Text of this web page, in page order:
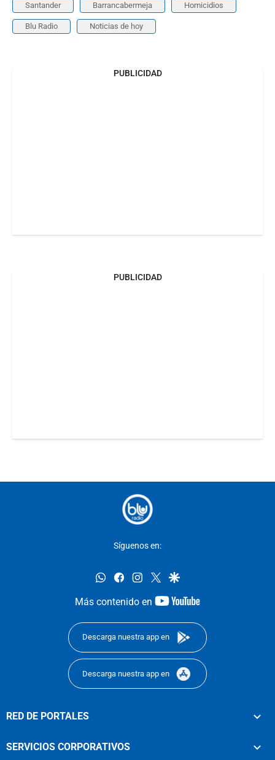
Santander Barrancabermeja Homicidios
Blu Radio Noticias de hoy
PUBLICIDAD
PUBLICIDAD
Síguenos en:
whatsappfacebookinstagram
twittergoogle
Más contenido en
youtube-
Descarga nuestra app en
Descarga nuestra app en
RED DE PORTALES
SERVICIOS CORPORATIVOS